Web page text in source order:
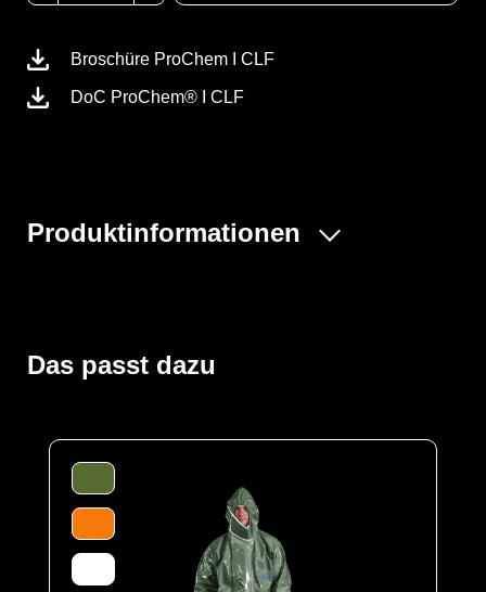
Broschüre ProChem I CLF
DoC ProChem® I CLF
Produktinformationen
verwendet. Gummizüge an Ärmeln, Beinen und Kapuze
sowie ein Taillengummi sorgen für eine optimale
Kapuze und die erhöhte doppelte Abdeckblende mit
Klettverschluss über dem Reißverschluss bis zum Kinn
Daumenschlaufen verhindern das Hochrutschen der
Ärmel bei Überkopfarbeiten.
Der Anzug wird aus unserem CLF-Material hergestellt,
dieses besteht aus einer mehrschichtigen
Das passt dazu